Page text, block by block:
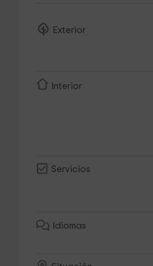
Exterior
Interior
Servicios
Idiomas